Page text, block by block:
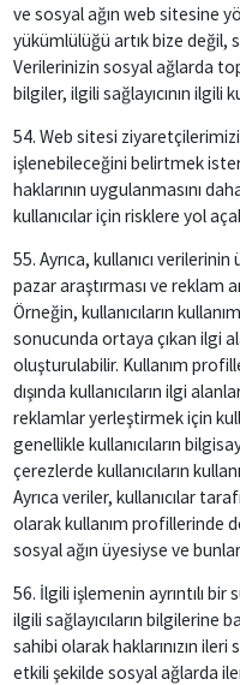
ve sosyal ağın web sitesine
yükümlülüğü artık bize değil,
Verilerinizin sosyal ağlarda
bilgiler, ilgili sağlayıcının ilgili
54. Web sitesi
işlenebileceğini belirtmek
haklarının uygulanmasını
kullanıcılar için risklere yol
55. Ayrıca, kullanıcı
pazar araştırması ve reklam
Örneğin, kullanıcıların
sonucunda ortaya çıkan ilgi
oluşturulabilir. Kullanım
dışında kullanıcıların ilgi
reklamlar yerleştirmek için
genellikle kullanıcıların
çerezlerde kullanıcıların
Ayrıca veriler, kullanıcılar
olarak kullanım profillerinde
sosyal ağın üyesiyse ve
56. İlgili işlemenin ayrıntılı bir
ilgili sağlayıcıların bilgilerine
sahibi olarak haklarınızın
etkili şekilde sosyal ağlarda